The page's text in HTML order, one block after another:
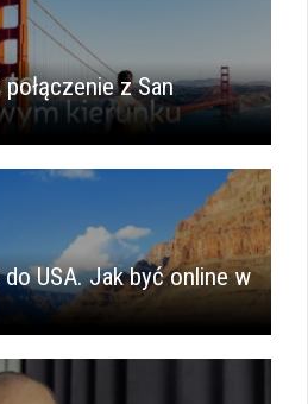
z San
USA. Jak być online w